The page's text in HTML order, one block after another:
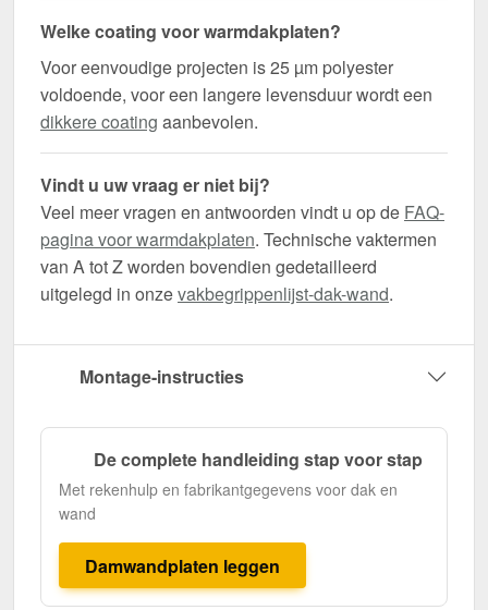
Welke coating voor warmdakplaten?
Voor eenvoudige projecten is 25 µm polyester
voldoende, voor een langere levensduur wordt een
dikkere coating aanbevolen.
Vindt u uw vraag er niet bij?
Veel meer vragen en antwoorden vindt u op de FAQ-
pagina voor warmdakplaten. Technische vaktermen
van A tot Z worden bovendien gedetailleerd
uitgelegd in onzevakbegrippenlijst-dak-wand.
Montage-instructies
De complete handleiding stap voor stap
Met rekenhulp en fabrikantgegevens voor dak en
wand
Damwandplaten leggen